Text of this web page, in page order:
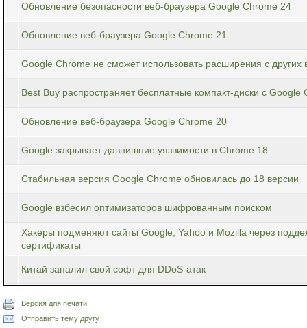
Обновление безопасности веб-браузера Google Chrome 24
Обновление веб-браузера Google Chrome 21
Google Chrome не сможет использовать расширения с других
Best Buy распространяет бесплатные компакт-диски с Google
Обновление веб-браузера Google Chrome 20
Google закрывает давнишние уязвимости в Chrome 18
Стабильная версия Google Chrome обновилась до 18 версии
Google взбесил оптимизаторов шифрованным поиском
Хакеры подменяют сайты Google, Yahoo и Mozilla через
сертификаты
Китай запалил свой софт для DDoS-атак
Версия для печати
Отправить тему другу